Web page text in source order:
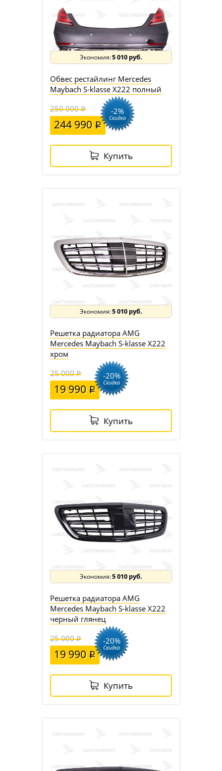
5 010 руб.
Обвес рестайлинг Mercedes
Maybach S-klasse X222 полный
250 000
244 990
-2%
Скидка
Купить
5 010 руб.
Решетка радиатора AMG
Mercedes Maybach S-klasse X222
хром
25 000
19 990
-20%
Скидка
Купить
5 010 руб.
Решетка радиатора AMG
Mercedes Maybach S-klasse X222
черный глянец
25 000
19 990
-20%
Скидка
Купить